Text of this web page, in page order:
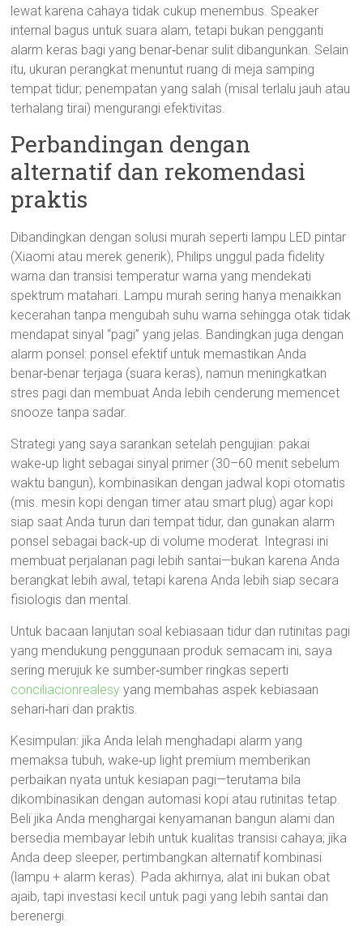
lewat karena cahaya tidak cukup menembus. Speaker
internal bagus untuk suara alam, tetapi bukan pengganti
alarm keras bagi yang benar‑benar sulit dibangunkan. Selain
itu, ukuran perangkat menuntut ruang di meja samping
tempat tidur; penempatan yang salah (misal terlalu jauh atau
terhalang tirai) mengurangi efektivitas.
Perbandingan dengan
alternatif dan rekomendasi
praktis
Dibandingkan dengan solusi murah seperti lampu LED pintar
(Xiaomi atau merek generik), Philips unggul pada fidelity
warna dan transisi temperatur warna yang mendekati
spektrum matahari. Lampu murah sering hanya menaikkan
kecerahan tanpa mengubah suhu warna sehingga otak tidak
mendapat sinyal “pagi” yang jelas. Bandingkan juga dengan
alarm ponsel: ponsel efektif untuk memastikan Anda
benar‑benar terjaga (suara keras), namun meningkatkan
stres pagi dan membuat Anda lebih cenderung memencet
snooze tanpa sadar.
Strategi yang saya sarankan setelah pengujian: pakai
wake‑up light sebagai sinyal primer (30–60 menit sebelum
waktu bangun), kombinasikan dengan jadwal kopi otomatis
(mis. mesin kopi dengan timer atau smart plug) agar kopi
siap saat Anda turun dari tempat tidur, dan gunakan alarm
ponsel sebagai back‑up di volume moderat. Integrasi ini
membuat perjalanan pagi lebih santai—bukan karena Anda
berangkat lebih awal, tetapi karena Anda lebih siap secara
fisiologis dan mental.
Untuk bacaan lanjutan soal kebiasaan tidur dan rutinitas pagi
yang mendukung penggunaan produk semacam ini, saya
sering merujuk ke sumber‑sumber ringkas seperti
conciliacionrealesy yang membahas aspek kebiasaan
sehari‑hari dan praktis.
Kesimpulan: jika Anda lelah menghadapi alarm yang
memaksa tubuh, wake‑up light premium memberikan
perbaikan nyata untuk kesiapan pagi—terutama bila
dikombinasikan dengan automasi kopi atau rutinitas tetap.
Beli jika Anda menghargai kenyamanan bangun alami dan
bersedia membayar lebih untuk kualitas transisi cahaya; jika
Anda deep sleeper, pertimbangkan alternatif kombinasi
(lampu + alarm keras). Pada akhirnya, alat ini bukan obat
ajaib, tapi investasi kecil untuk pagi yang lebih santai dan
berenergi.